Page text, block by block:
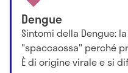
Dengue
Sintomi della Dengue:
"spaccaossa" perché
È di origine virale e si